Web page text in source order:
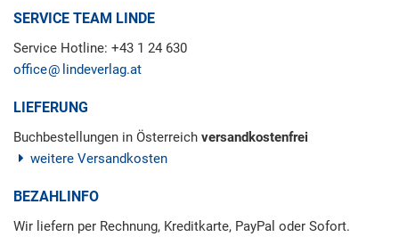
SERVICE TEAM LINDE
Service Hotline: +43 1 24 630
office
lindeverlag.at
LIEFERUNG
Buchbestellungen in Österreich versandkostenfrei
weitere Versandkosten
BEZAHLINFO
Wir liefern per Rechnung, Kreditkarte, PayPal oder Sofort.